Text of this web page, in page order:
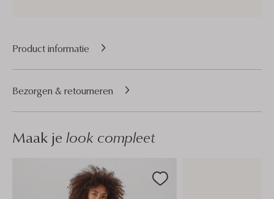
Product informatie
Bezorgen & retourneren
Maak je look compleet